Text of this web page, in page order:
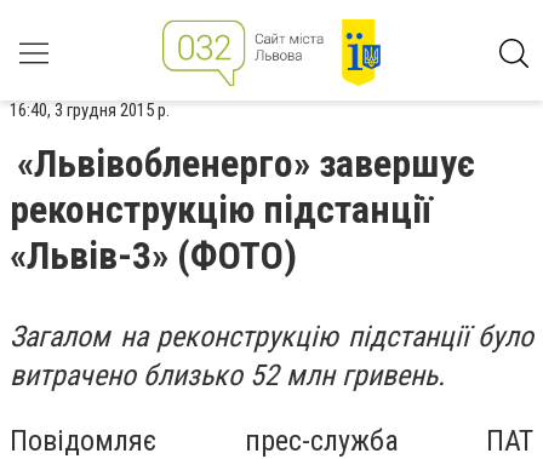
16:40, 3 грудня 2015 р.
«Львівобленерго» завершує
реконструкцію підстанції
«Львів-3» (ФОТО)
Загалом на реконструкцію підстанції було
витрачено близько 52 млн гривень.
Повідомляє прес-служба ПАТ